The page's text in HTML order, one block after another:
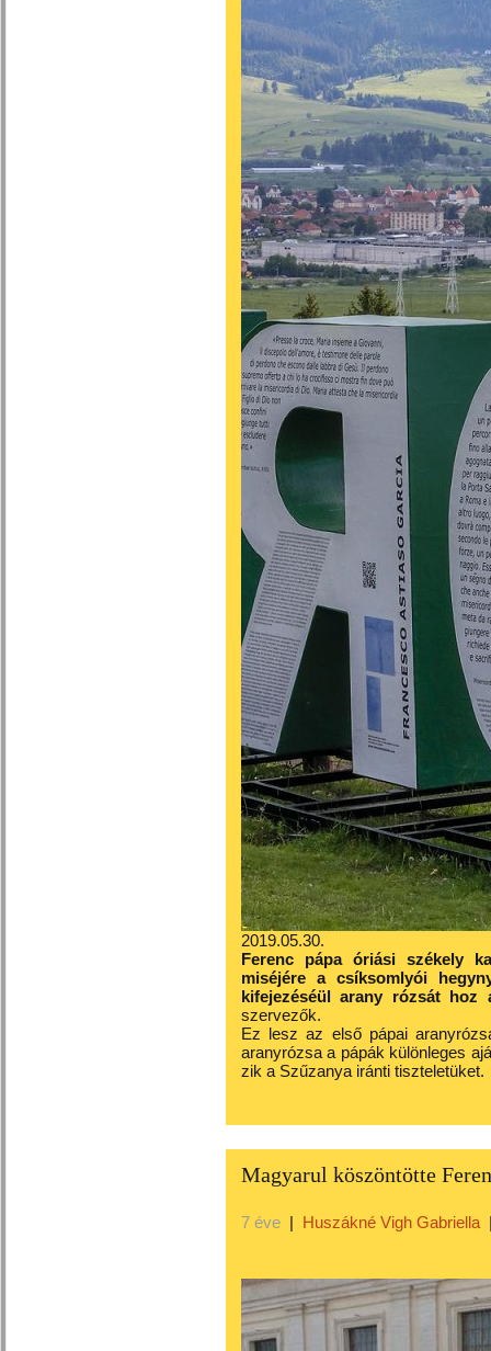
2019.05.30.
Ferenc pápa óriási székely
miséjére a csíksomlyói
kifejezéséül arany rózsát
szervezők.
Ez lesz az első pápai
arany­ró­zsa a pápák kü­lön­le­ges
zik a Szűz­anya iránti tisz­te­le­tü­ket.
Magyarul köszöntötte
7 éve | Huszákné Vigh Gabriella